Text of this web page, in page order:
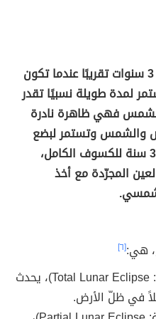
يحدث خسوف القمر الكامل كل 3 سنوات تقريبًا عندما تكون
لمدة طويلة نسبيًا تقدر
الشمس فهي ظاهرة نادرة
والشمس وتستمر لبضع
دقائق فقط وتحدث مرة كل 360 سنة للكسوف الكامل،
المجرّدة مع أخذ
هي:[٦]
(بالإنجليزية: Total Lunar Eclipse)، يحدث
في ظلّ الأرض.